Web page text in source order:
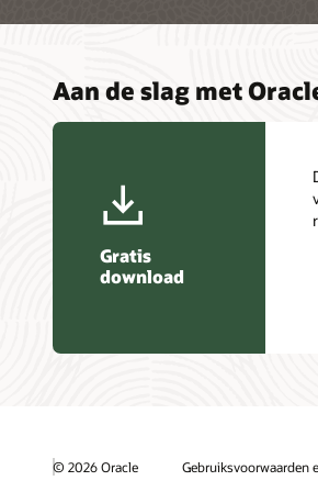
Aan de slag met
Gratis
download
© 2026 Oracle Gebruiksvoorwaarden